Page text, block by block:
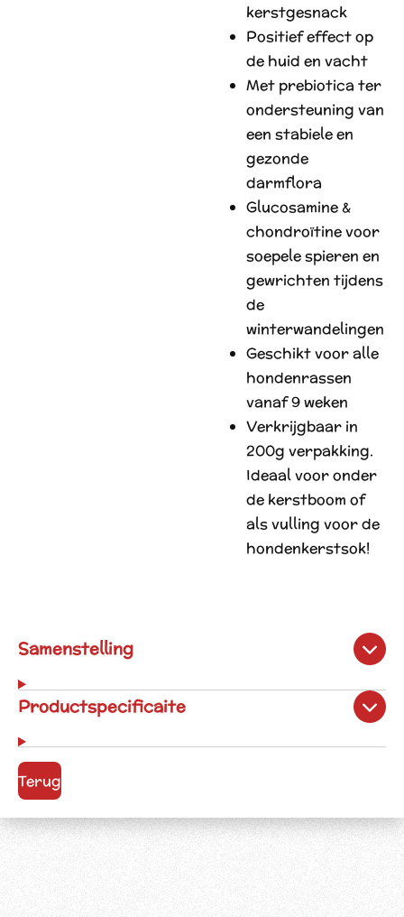
kerstgesnack
Positief effect op
de huid en vacht
Met prebiotica ter
ondersteuning van
een stabiele en
gezonde
darmflora
Glucosamine &
chondroïtine voor
soepele spieren en
gewrichten tijdens
de
winterwandelingen
Geschikt voor alle
hondenrassen
vanaf 9 weken
Verkrijgbaar in
200g verpakking.
Ideaal voor onder
de kerstboom of
als vulling voor de
hondenkerstsok!
Samenstelling
Productspecificaite
Terug